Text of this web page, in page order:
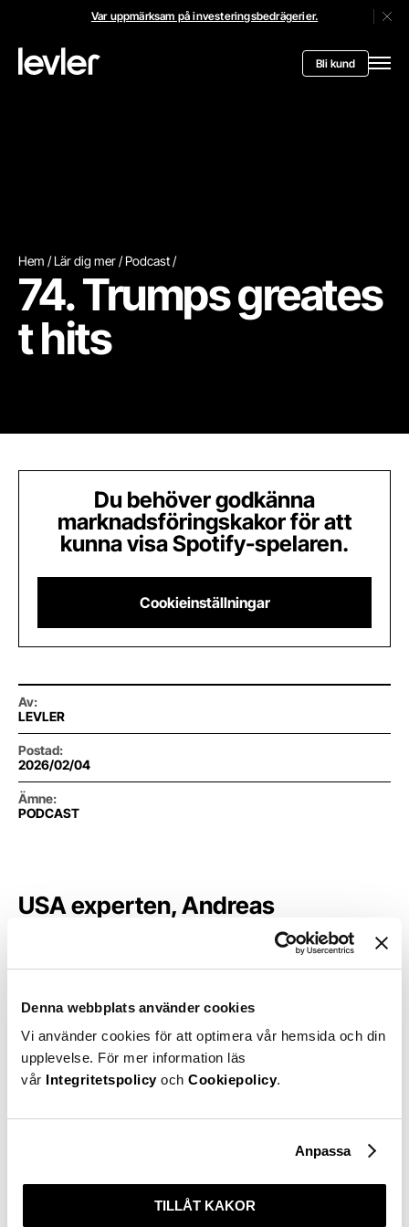
Denna webbplats använder cookies
Vi använder cookies för att optimera vår hemsida och din
upplevelse. För mer information läs
vår Integritetspolicy och Cookiepolicy.
Anpassa
TILLÅT KAKOR
Var uppmärksam på investeringsbedrägerier.
Header.toStartPagee Bli kund
Hem Lär dig mer Podcast
74. Trumps greates
t hits
Du behöver godkänna
marknadsföringskakor för att
kunna visa Spotify-spelaren.
Cookieinställningar
Av:
LEVLER
Postad:
2026/02/04
Ämne:
PODCAST
USA experten, Andreas
Utterström är tillbaka i studion!
Det pratas mellanårsval,
spekuleras om kandidater,
silverrävar, Trump, nya
centralbankschefen och mycket
mer!
Relaterade